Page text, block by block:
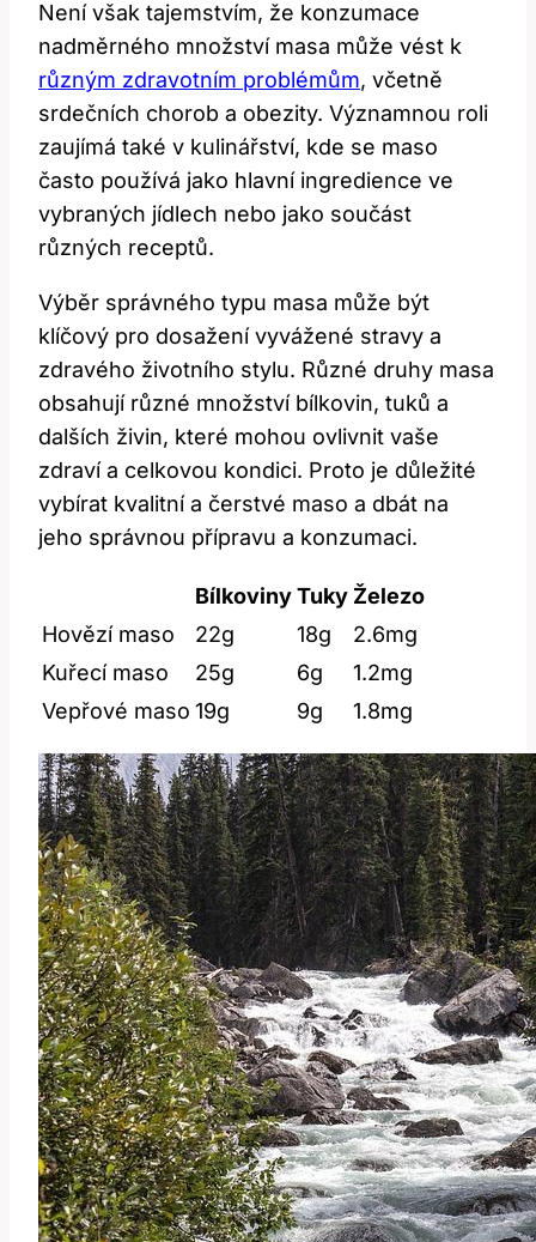
Není však tajemstvím, že konzumace
nadměrného množství masa může vést k
různým zdravotním problémům, včetně
srdečních chorob a obezity. Významnou roli
zaujímá také v kulinářství, kde se maso
často používá jako hlavní ingredience ve
vybraných jídlech nebo jako součást
různých receptů.
Výběr správného typu masa může být
klíčový pro dosažení vyvážené stravy a
zdravého životního stylu. Různé druhy masa
obsahují různé množství bílkovin, tuků a
dalších živin, které mohou ovlivnit vaše
zdraví a celkovou kondici. Proto je důležité
vybírat kvalitní a čerstvé maso a dbát na
jeho správnou přípravu a konzumaci.
BílkovinyTuky Železo
Hovězí maso
22g 18g
2.6mg
Kuřecí maso
25g 6g
1.2mg
Vepřové maso 19g 9g 1.8mg